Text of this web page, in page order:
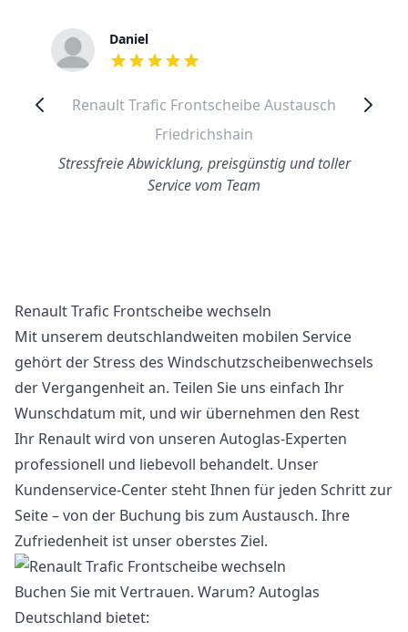
Daniel
out of 5 stars
Renault Trafic Frontscheibe Austausch
Friedrichshain
Stressfreie Abwicklung, preisgünstig und toller
Service vom Team
Renault Trafic Frontscheibe wechseln
Mit unserem deutschlandweiten mobilen Service
gehört der Stress des Windschutzscheibenwechsels
der Vergangenheit an. Teilen Sie uns einfach Ihr
Wunschdatum mit, und wir übernehmen den Rest
Ihr Renault wird von unseren Autoglas-Experten
professionell und liebevoll behandelt. Unser
Kundenservice-Center steht Ihnen für jeden Schritt zur
Seite – von der Buchung bis zum Austausch. Ihre
Zufriedenheit ist unser oberstes Ziel.
Buchen Sie mit Vertrauen. Warum? Autoglas
Deutschland bietet: